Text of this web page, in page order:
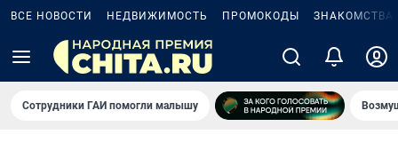
ВСЕ НОВОСТИ НЕДВИЖИМОСТЬ ПРОМОКОДЫ ЗНАКОМСТВА
Сотрудники ГАИ помогли малышу